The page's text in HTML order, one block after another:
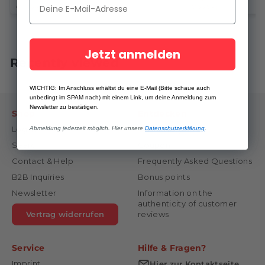
€11,46/kg €13,50/kg
Recently viewed
Shop
Log in
Search
Contact & Help
B2B Inquiries
Newsletter
Vertrag widerrufen
Our History
Frequently Asked Questions
Bonus points
Information on the
authenticity of customer
reviews
Service
Hilfe & Fragen?
Jetzt anmelden
WICHTIG: Im Anschluss erhältst du eine E-Mail (Bitte schaue auch
unbedingt im SPAM nach) mit einem Link, um deine Anmeldung zum
Newsletter zu bestätigen.
Abmeldung jederzeit möglich. Hier unsere Datenschutzerklärung